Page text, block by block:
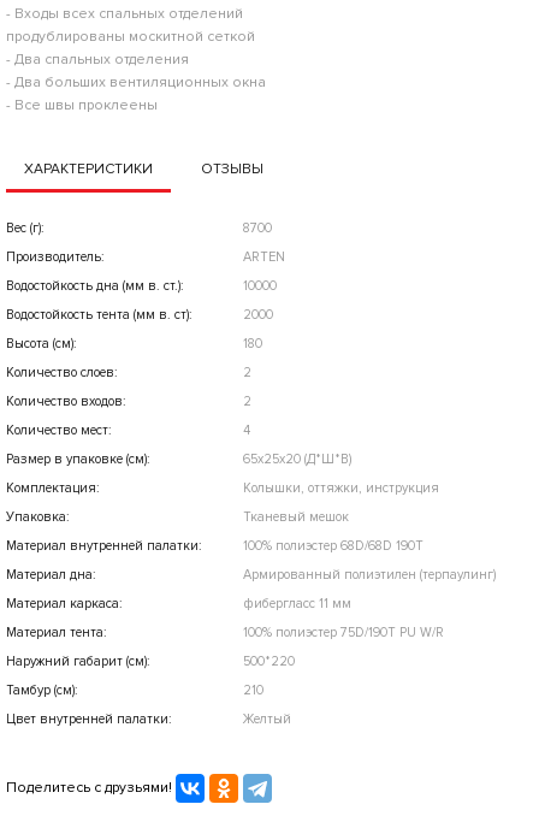
- Входы всех спальных отделений
продублированы москитной сеткой
- Два спальных отделения
- Два больших вентиляционных окна
- Все швы проклеены
ХАРАКТЕРИСТИКИ ОТЗЫВЫ
Вес (г):
8700
Производитель:
ARTEN
Водостойкость дна (мм в. ст.):
10000
Водостойкость тента (мм в. ст):
2000
Высота (см):
180
Количество слоев:
2
Количество входов:
2
Количество мест:
4
Размер в упаковке (см):
65x25x20 (Д*Ш*В)
Комплектация:
Колышки, оттяжки, инструкция
Упаковка:
Тканевый мешок
Материал внутренней палатки:
100% полиэстер 68D/68D 190T
Материал дна:
Армированный полиэтилен (терпаулинг)
Материал каркаса:
фибергласс 11 мм
Материал тента:
100% полиэстер 75D/190T PU W/R
Наружний габарит (см):
500*220
Тамбур (см):
210
Цвет внутренней палатки:
Желтый
Поделитесь с друзьями!